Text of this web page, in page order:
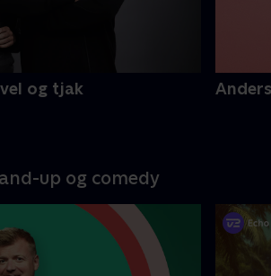
og tjak
up og comedy